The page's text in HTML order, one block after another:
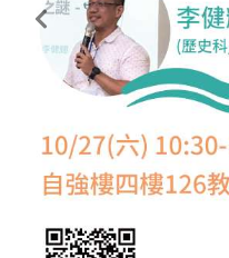
Previous